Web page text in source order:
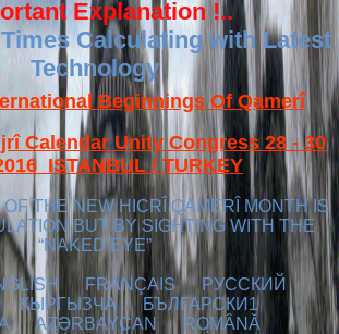
Explanation !..
Calculating with Latest
Technology
Beginnings Of Qamerî
Calendar Unity Congress 28 - 30
ISTANBUL / TURKEY
THE NEW HICRÎ QAMERÎ MONTH IS
BUT BY SIGHTING WITH THE
“NAKED EYE”
FRANÇAIS
РУССКИЙ
КЫPГЫЗЧA
БЪЛГАРСКИ1
AZӘRBAYCAN
ROMÂNĂ